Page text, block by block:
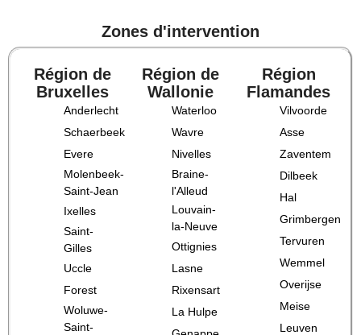
Zones d'intervention
Région de
Bruxelles
Anderlecht
Schaerbeek
Evere
Molenbeek-
Saint-Jean
Ixelles
Saint-
Gilles
Uccle
Forest
Woluwe-
Saint-
Région de
Wallonie
Waterloo
Wavre
Nivelles
Braine-
l'Alleud
Louvain-
la-Neuve
Ottignies
Lasne
Rixensart
La Hulpe
Région
Flamandes
Vilvoorde
Asse
Zaventem
Dilbeek
Hal
Grimbergen
Tervuren
Wemmel
Overijse
Meise
Leuven